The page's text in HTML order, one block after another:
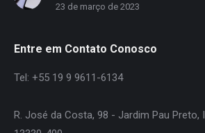
23 de março de 2023
Entre em Contato Conosco
Tel: +55 19 9 9611-6134
R. José da Costa, 98 - Jardim Pau Preto,